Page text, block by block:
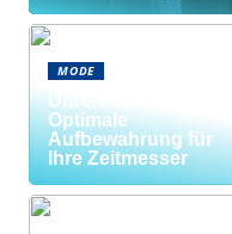
MODE
Uhrenrolle: Die
Optimale
Aufbewahrung für
Ihre Zeitmesser